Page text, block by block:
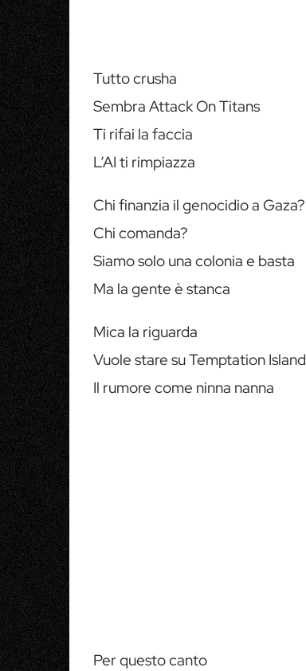
Tutto crusha
Sembra Attack On Titans
Ti rifai la faccia
L’AI ti rimpiazza
Chi finanzia il genocidio a Gaza?
Chi comanda?
Siamo solo una colonia e basta
Ma la gente è stanca
Mica la riguarda
Vuole stare su Temptation Island
Il rumore come ninna nanna
Per questo canto